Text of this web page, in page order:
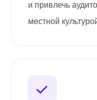
и привлечь
местной